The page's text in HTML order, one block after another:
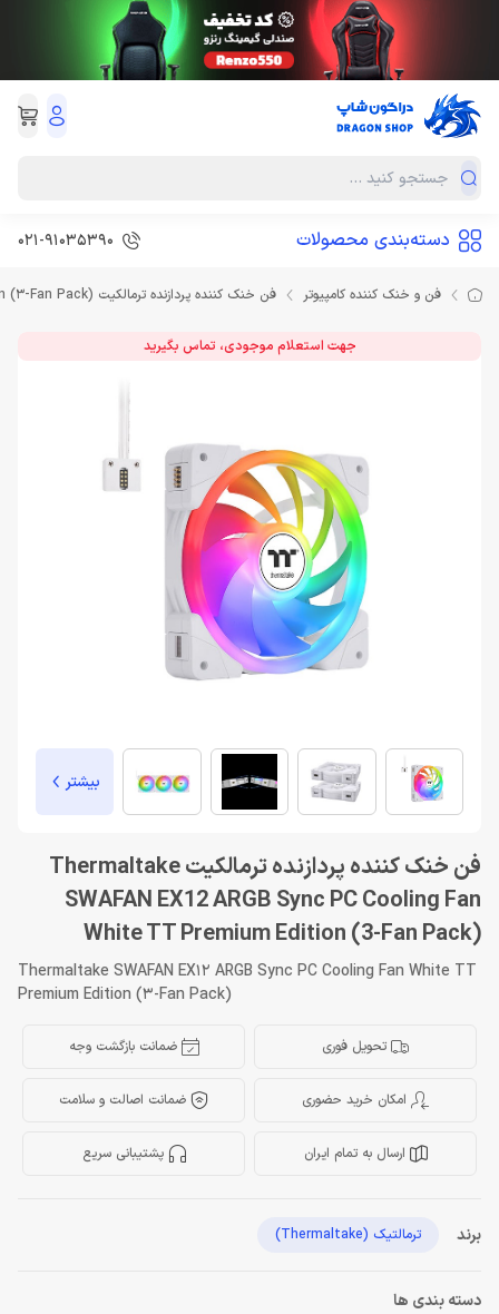
دسته‌بندی محصولات 021-91035390
فن و خنک کننده کامپیوتر فن خنک کننده پردازنده ترمالکیت Thermaltake SWAFAN EX12 ARGB Sync PC Cooling Fan White TT Premium Edition (3-Fan Pack)
جهت استعلام موجودی، تماس بگیرید
بیشتر
فن خنک کننده پردازنده ترمالکیت Thermaltake
SWAFAN EX12 ARGB Sync PC Cooling Fan
White TT Premium Edition (3-Fan Pack)
Thermaltake SWAFAN EX12 ARGB Sync PC Cooling Fan White TT
Premium Edition (3-Fan Pack)
تحویل فوری ضمانت بازگشت وجه
امکان خرید حضوری ضمانت اصالت و سلامت
ارسال به تمام ایران پشتیبانی سریع
برند ترمالتیک (Thermaltake)
دسته بندی ها